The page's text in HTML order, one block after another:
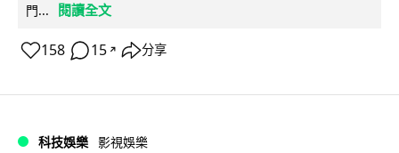
門...
閱讀全文
158 15 ↗ 分享
科技娛樂 影視娛樂